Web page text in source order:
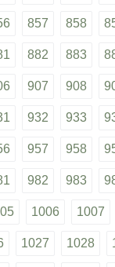
857 858
882 883
907 908
932 933
957 958
982 983
1006 1007
1027 1028